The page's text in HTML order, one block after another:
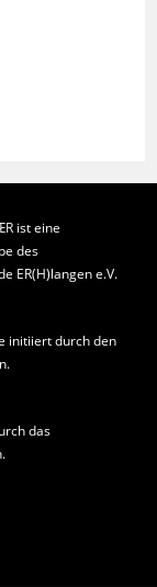
ist eine
des
ER(H)langen e.V.
initiiert durch den
.
das
.